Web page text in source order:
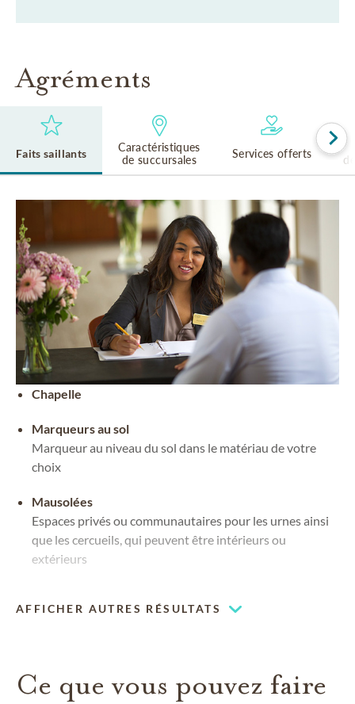
Agréments
Faits saillants
Caractéristiques
de succursales
Services offerts
Chapelle
Marqueurs au sol
Marqueur au niveau du sol dans le matériau de votre
choix
Mausolées
Espaces privés ou communautaires pour les urnes ainsi
que les cercueils, qui peuvent être intérieurs ou
extérieurs
AFFICHER AUTRES RÉSULTATS
Ce que vous pouvez faire